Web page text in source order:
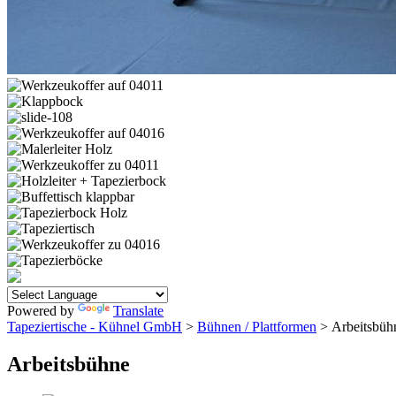
Powered by
Translate
Tapeziertische - Kühnel GmbH > Bühnen / Plattformen >
Arbeitsbühne